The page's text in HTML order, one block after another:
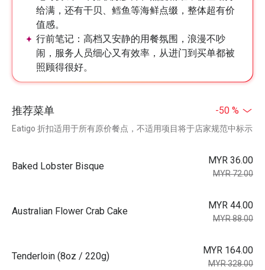
给满，还有干贝、鳕鱼等海鲜点缀，整体超有价
值感。
行前笔记： 高档又安静的用餐氛围，浪漫不吵
闹，服务人员细心又有效率，从进门到买单都被
照顾得很好。
推荐菜单 -50 %
Eatigo 折扣适用于所有原价餐点，不适用项目将于店家规范中标示
Baked Lobster Bisque
MYR 36.00
MYR 72.00
Australian Flower Crab Cake
MYR 44.00
MYR 88.00
Tenderloin (8oz / 220g)
MYR 164.00
MYR 328.00